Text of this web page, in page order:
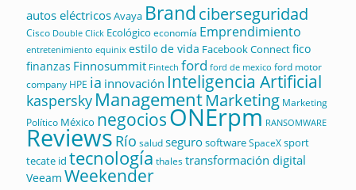
autos eléctricosAvaya Brandciberseguridad
Cisco Double Click Ecológico economía Emprendimiento
entretenimiento equinix estilo de vida Facebook Connectfico
finanzas Finnosummit Fintech ford ford de mexico ford motor
company HPE ia innovación Inteligencia Artificial
kaspersky ManagementMarketing Marketing
Político México negociosONErpm RANSOMWARE
Reviews Río saludsegurosoftwareSpaceXsport
tecate id tecnología thalestransformación digital
Veeam Weekender